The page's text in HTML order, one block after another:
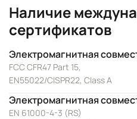
Наличие
сертификатов
Электромагнитная
FCC CFR47 Part 15,
EN55022/CISPR22, Class A
Электромагнитная
EN 61000-4-3 (RS)